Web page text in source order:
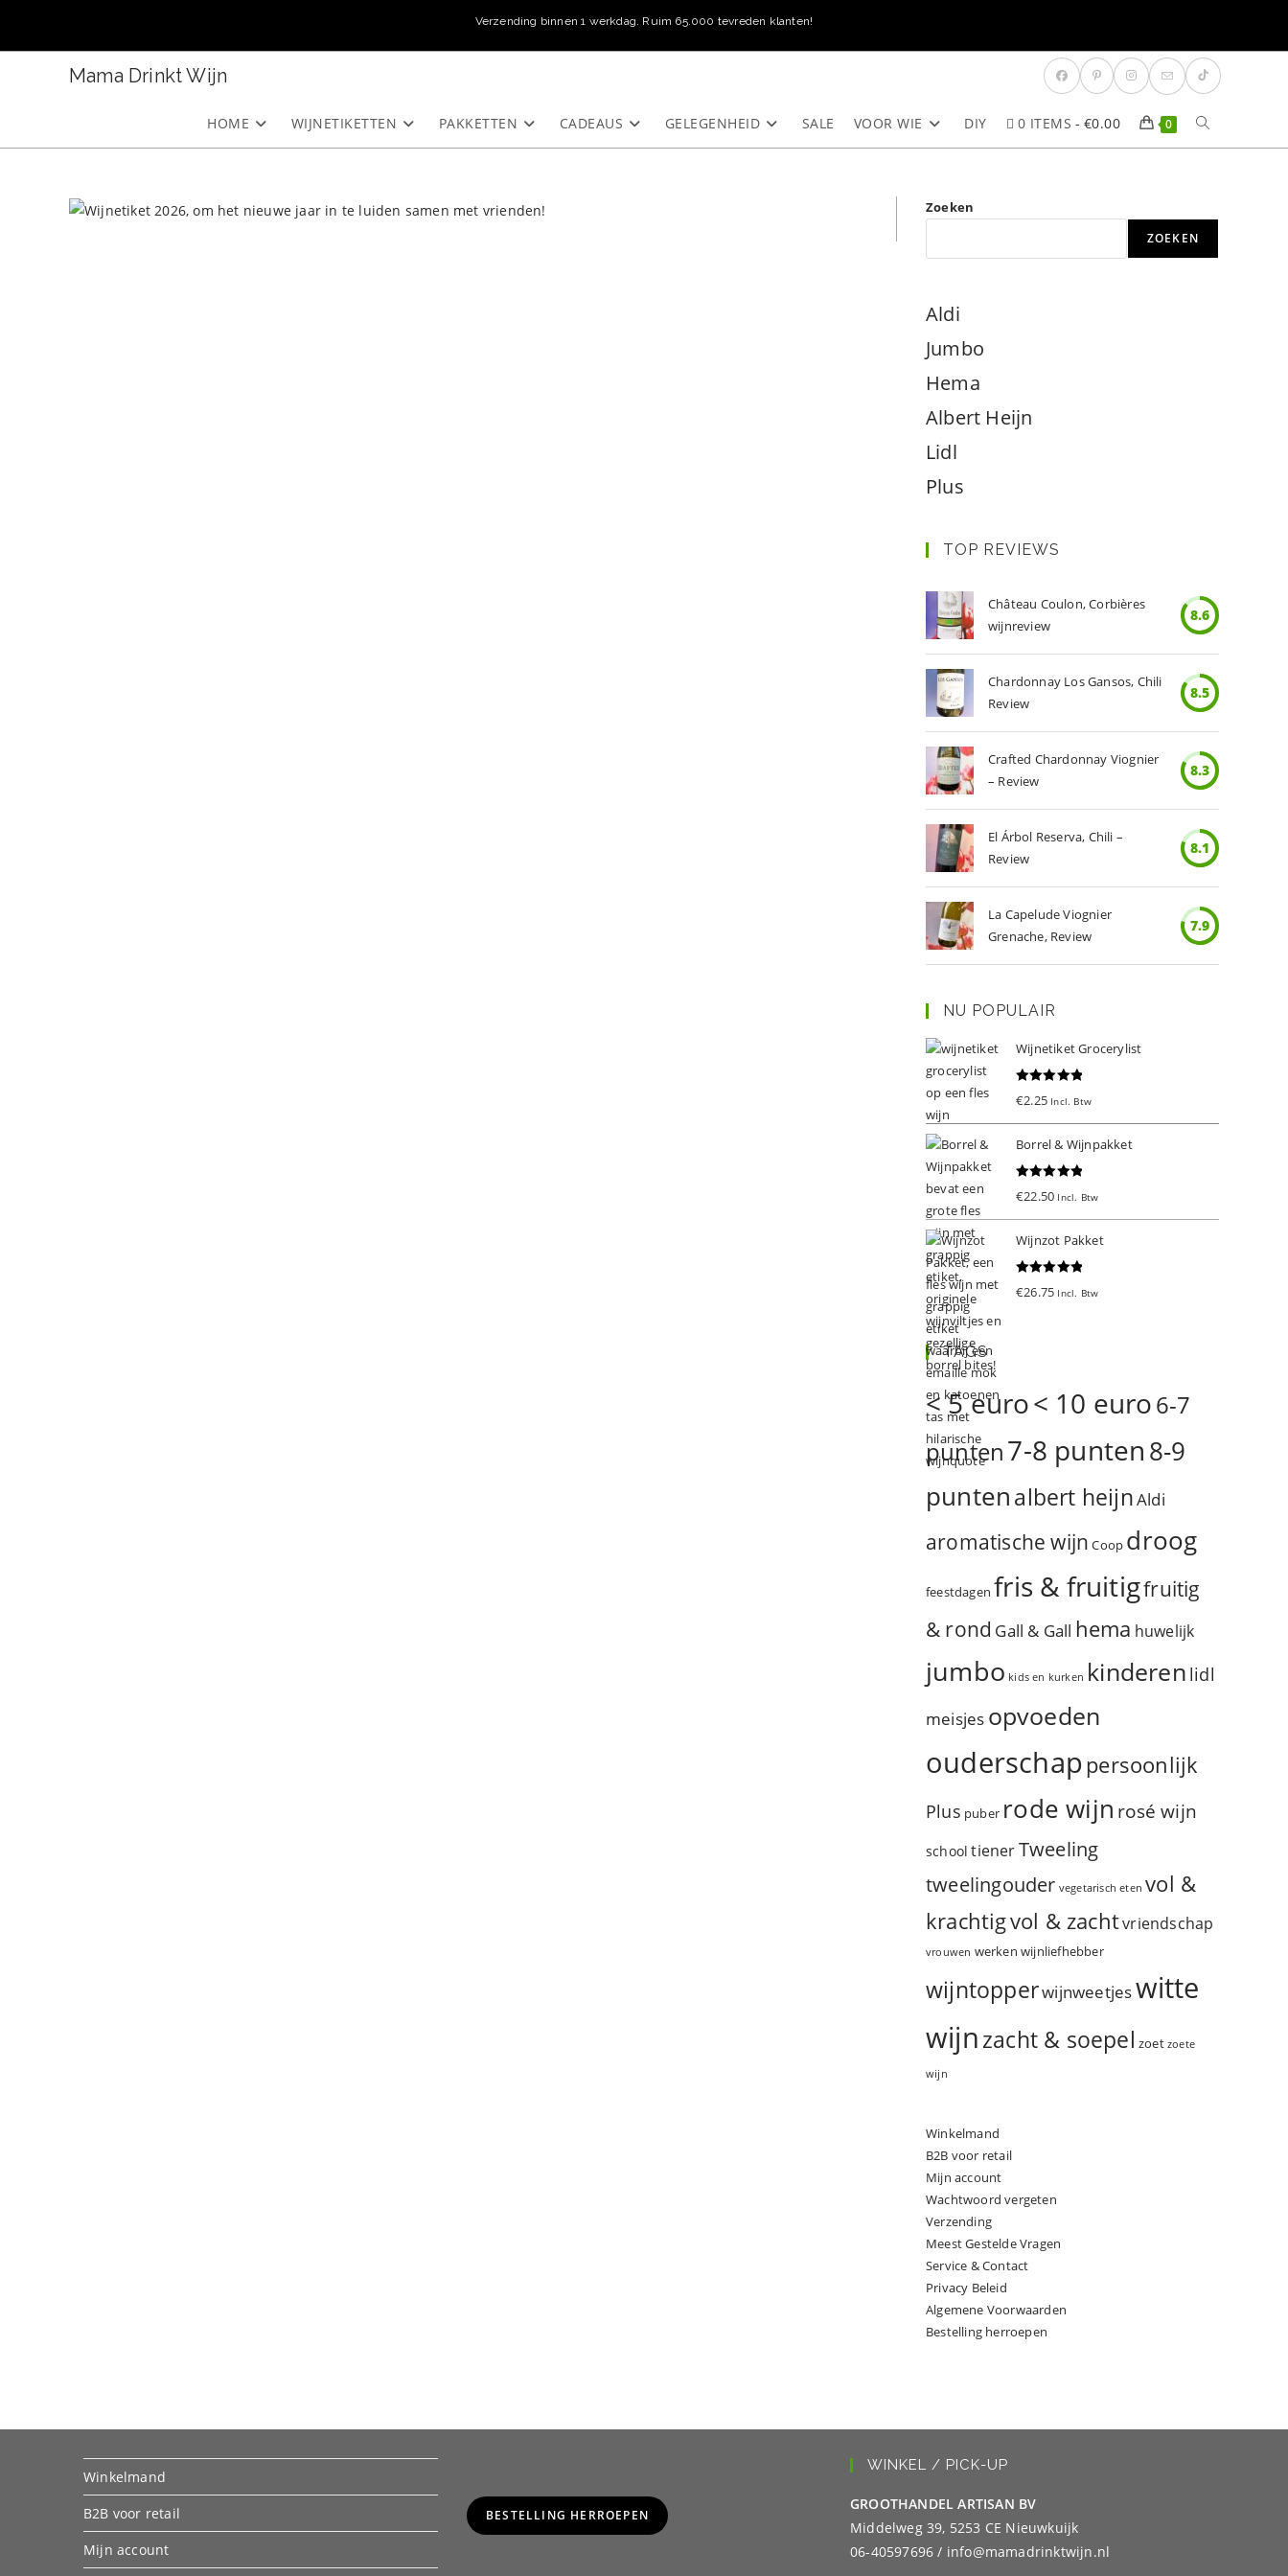
Verzending binnen 1 werkdag. Ruim 65.000 tevreden klanten!
Mama Drinkt Wijn
HOME WIJNETIKETTEN PAKKETTEN CADEAUS GELEGENHEID SALE VOOR WIE DIY 0 ITEMS €0.00 0 TOGGLE
ZOEKEN
Zoeken
ZOEKEN
Aldi
Jumbo
Hema
Albert Heijn
Lidl
Plus
TOP REVIEWS
Château Coulon, Corbières
wijnreview
8.6
Chardonnay Los Gansos, Chili
Review
8.5
Crafted Chardonnay Viognier
– Review
8.3
El Árbol Reserva, Chili –
Review
8.1
La Capelude Viognier
Grenache, Review
7.9
NU POPULAIR
Wijnetiket Grocerylist
€2.25 Incl. Btw
Borrel & Wijnpakket
€22.50 Incl. Btw
Wijnzot Pakket
€26.75 Incl. Btw
TAGS
< 5 euro< 10 euro6-7
punten7-8 punten8-9
puntenalbert heijnAldi
aromatische wijn Coop droog
feestdagen fris & fruitigfruitig
& rond Gall & Gall hema huwelijk
jumbo kids en kurken kinderen lidl
meisjes opvoeden
ouderschappersoonlijk
Plus puber rode wijn rosé wijn
school tienerTweeling
tweelingouder vegetarisch eten vol &
krachtigvol & zachtvriendschap
vrouwen werken wijnliefhebber
wijntopperwijnweetjeswitte
wijnzacht & soepel zoet zoete
wijn
Winkelmand
B2B voor retail
Mijn account
Wachtwoord vergeten
Verzending
Meest Gestelde Vragen
Service & Contact
Privacy Beleid
Algemene Voorwaarden
Bestelling herroepen
Winkelmand
B2B voor retail
Mijn account
BESTELLING HERROEPEN
WINKEL / PICK-UP
GROOTHANDEL ARTISAN BV
Middelweg 39, 5253 CE Nieuwkuijk
06-40597696 / info@mamadrinktwijn.nl